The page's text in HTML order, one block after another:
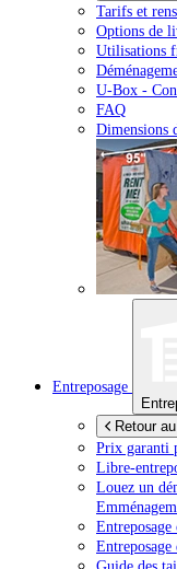
Tarifs et
Options de
Utilisations
U-Box -
FAQ
Dimensions
Entreposage
Retour
Prix garanti
Libre-
Louez un
Guide des